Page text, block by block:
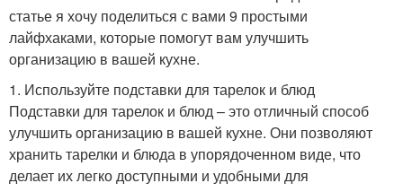
статье я хочу поделиться с вами 9 простыми
лайфхаками, которые помогут вам улучшить
организацию в вашей кухне.
1. Используйте подставки для тарелок и блюд
Подставки для тарелок и блюд – это отличный способ
улучшить организацию в вашей кухне. Они позволяют
хранить тарелки и блюда в упорядоченном виде, что
делает их легко доступными и удобными для